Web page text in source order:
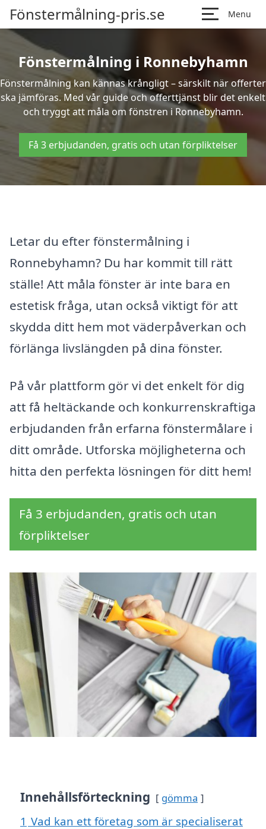
Fönstermålning-pris.se Menu
Fönstermålning i Ronnebyhamn
Fönstermålning kan kännas krångligt – särskilt när offerter
ska jämföras. Med vår guide och offerttjänst blir det enkelt
och tryggt att måla om fönstren i Ronnebyhamn.
Få 3 erbjudanden, gratis och utan förpliktelser
Letar du efter fönstermålning i
Ronnebyhamn? Du har kommit till rätt
ställe! Att måla fönster är inte bara en
estetisk fråga, utan också viktigt för att
skydda ditt hem mot väderpåverkan och
förlänga livslängden på dina fönster.
På vår plattform gör vi det enkelt för dig
att få heltäckande och konkurrenskraftiga
erbjudanden från erfarna fönstermålare i
ditt område. Utforska möjligheterna och
hitta den perfekta lösningen för ditt hem!
Få 3 erbjudanden, gratis och utan
förpliktelser
Innehållsförteckning gömma
1 Vad kan ett företag som är specialiserat